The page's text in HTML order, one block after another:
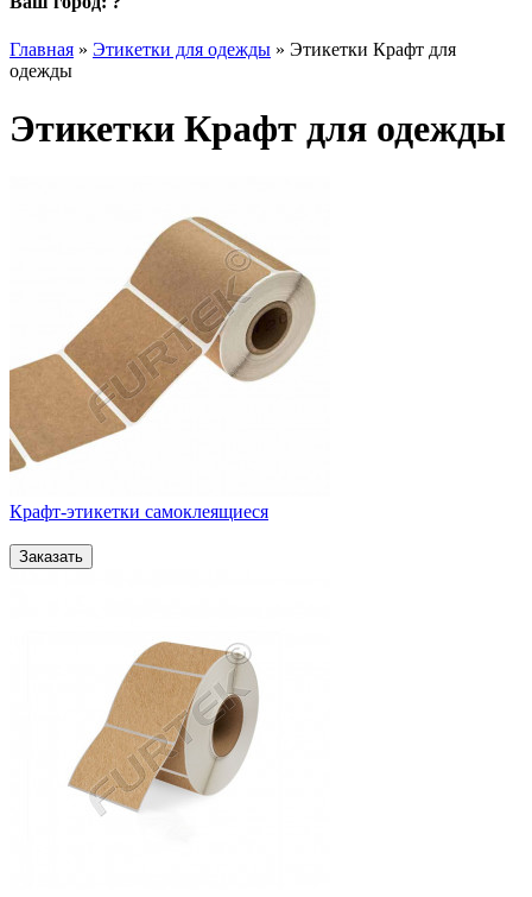
Главная » Этикетки для одежды » Этикетки Крафт для
одежды
Этикетки Крафт для одежды
Крафт-этикетки самоклеящиеся